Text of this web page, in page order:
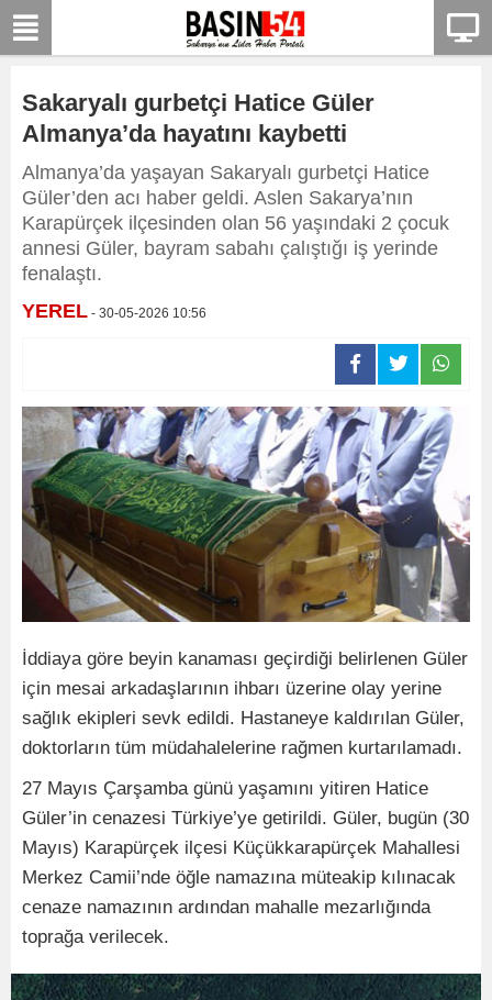
Sakaryalı gurbetçi Hatice Güler
Almanya’da hayatını kaybetti
Almanya’da yaşayan Sakaryalı gurbetçi Hatice
Güler’den acı haber geldi. Aslen Sakarya’nın
Karapürçek ilçesinden olan 56 yaşındaki 2 çocuk
annesi Güler, bayram sabahı çalıştığı iş yerinde
fenalaştı.
YEREL - 30-05-2026 10:56
İddiaya göre beyin kanaması geçirdiği belirlenen Güler
için mesai arkadaşlarının ihbarı üzerine olay yerine
sağlık ekipleri sevk edildi. Hastaneye kaldırılan Güler,
doktorların tüm müdahalelerine rağmen kurtarılamadı.
27 Mayıs Çarşamba günü yaşamını yitiren Hatice
Güler’in cenazesi Türkiye’ye getirildi. Güler, bugün (30
Mayıs) Karapürçek ilçesi Küçükkarapürçek Mahallesi
Merkez Camii’nde öğle namazına müteakip kılınacak
cenaze namazının ardından mahalle mezarlığında
toprağa verilecek.